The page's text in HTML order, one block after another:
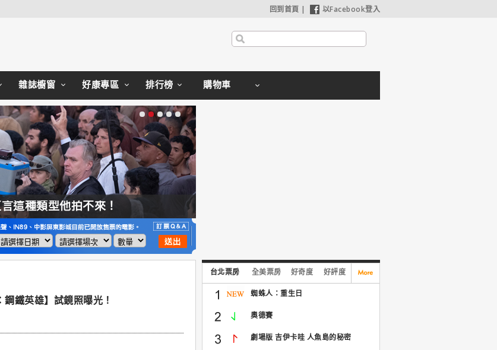
回到首頁 | 以Facebook登入
雜誌櫥窗 好康專區 排行榜 購物車
這種類型他拍不來！
鐵英雄】試鏡照曝光！
台北票房 全美票房 好奇度 好評度
蜘蛛人：重生日
奧德賽
劇場版 吉伊卡哇 人魚島的秘密